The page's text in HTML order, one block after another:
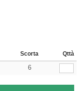
Scorta Qttà
6